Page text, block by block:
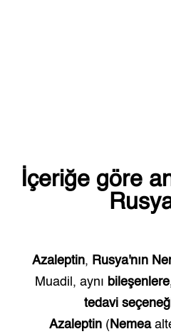
İçeriğe göre
Azaleptin, Rusya'nın
Muadil, aynı
tedavi
Azaleptin( Nemea